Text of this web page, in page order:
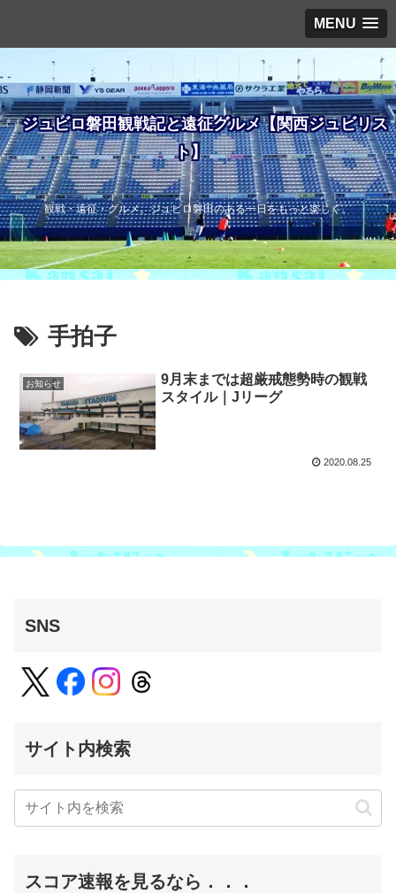
MENU
ジュビロ磐田観戦記と遠征グルメ【関西ジュビリス
ト】
観戦・遠征・グルメ。ジュビロ磐田のある一日をもっと楽しく。
手拍子
お知らせ
9月末までは超厳戒態勢時の観戦
スタイル｜Jリーグ
2020.08.25
SNS
サイト内検索
スコア速報を見るなら．．．